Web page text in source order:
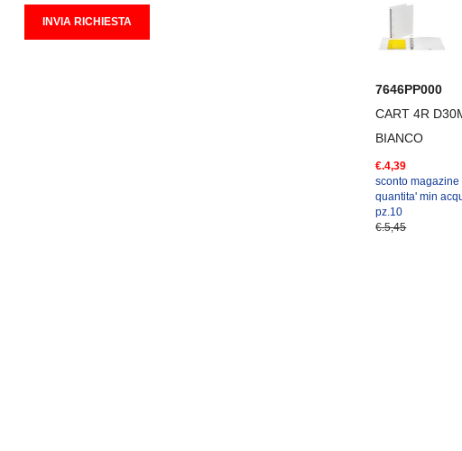
7646PP000
CART 4R
BIANCO
€.4,39
sconto magazine
quantita' min
pz.10
€.5,45